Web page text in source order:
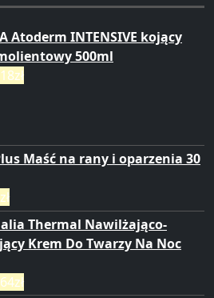
Atoderm INTENSIVE kojący
500ml
zł
Maść na rany i oparzenia 30
zł
Thermal Nawilżająco-
Krem Do Twarzy Na Noc
zł